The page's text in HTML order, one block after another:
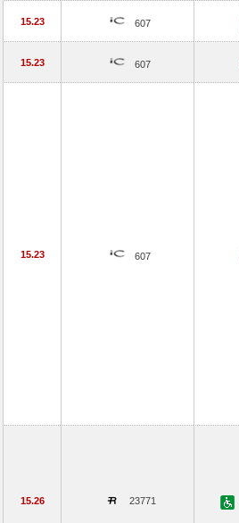
15.23 607
15.23 607
15.23 607
15.26 23771